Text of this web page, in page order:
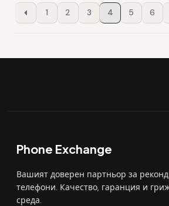
1 2 3 4 5 6
Phone Exchange
Вашият доверен партньор за
телефони. Качество, гаранция и
среда.